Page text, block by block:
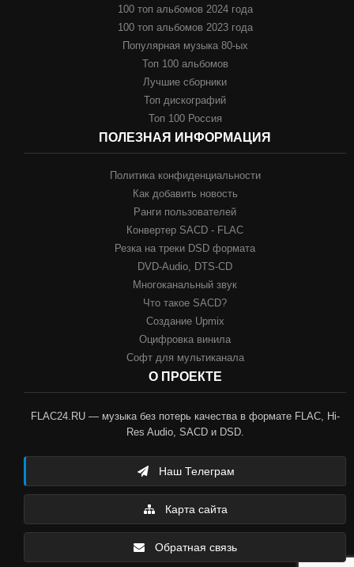
100 топ альбомов 2024 года
100 топ альбомов 2023 года
Популярная музыка 80-ых
Топ 100 альбомов
Лучшие сборники
Топ дискографий
Топ 100 Россия
ПОЛЕЗНАЯ ИНФОРМАЦИЯ
Политика конфиденциальности
Как добавить новость
Ранги пользователей
Конвертер SACD - FLAC
Резка на треки DSD формата
DVD-Audio, DTS-CD
Многоканальный звук
Что такое SACD?
Создание Upmix
Оцифровка винила
Софт для мультиканала
О ПРОЕКТЕ
FLAC24.RU — музыка без потерь качества в формате FLAC, Hi-
Res Audio, SACD и DSD.
Наш Телеграм
Карта сайта
Обратная связь